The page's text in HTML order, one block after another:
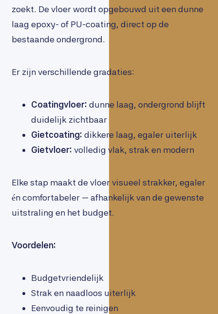
zoekt. De vloer wordt opgebouwd uit een dunne
laag epoxy- of PU-coating, direct op de
bestaande ondergrond.
Er zijn verschillende gradaties:
Coatingvloer: dunne laag, ondergrond blijft
duidelijk zichtbaar
Gietcoating: dikkere laag, egaler uiterlijk
Gietvloer: volledig vlak, strak en modern
Elke stap maakt de vloer visueel strakker, egaler
én comfortabeler — afhankelijk van de gewenste
uitstraling en het budget.
Voordelen:
Budgetvriendelijk
Strak en naadloos uiterlijk
Eenvoudig te reinigen